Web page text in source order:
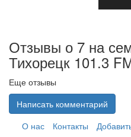
Отзывы о 7 на
Тихорецк 101.3
Еще отзывы
Написать комментарий
О нас
Контакты